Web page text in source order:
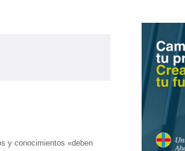
y conocimientos «deben